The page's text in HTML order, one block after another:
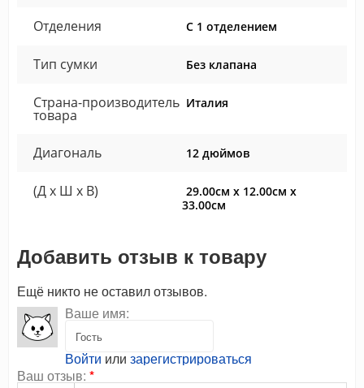
Отделения С 1 отделением
Тип сумки Без клапана
Страна-производитель
товара
Италия
Диагональ 12 дюймов
(Д x Ш x В)
29.00см x 12.00см x
33.00см
Добавить отзыв к товару
Ещё никто не оставил отзывов.
Ваше имя:
Войти или зарегистрироваться
Ваш отзыв: *